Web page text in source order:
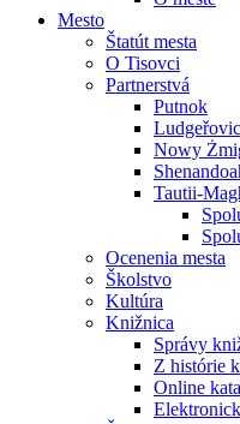
Mesto
Štatút mesta
O Tisovci
Partnerstvá
Putnok
Nowy
Tautii-
Ocenenia mesta
Školstvo
Kultúra
Knižnica
Správy
Z histórie
Online